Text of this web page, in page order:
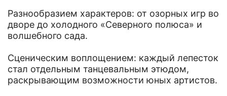
Разнообразием характеров: от озорных игр во
дворе до холодного «Северного полюса» и
волшебного сада.
Сценическим воплощением: каждый лепесток
стал отдельным танцевальным этюдом,
раскрывающим возможности юных артистов.